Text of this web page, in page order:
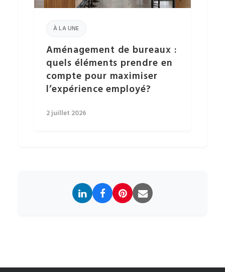
À LA UNE
Aménagement de bureaux :
quels éléments prendre en
compte pour maximiser
l’expérience employé?
2 juillet 2026